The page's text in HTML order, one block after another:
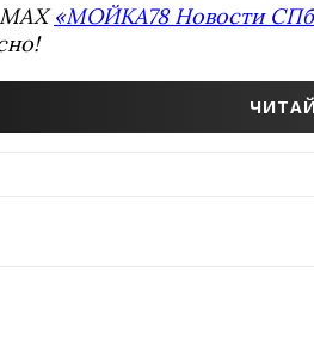
«МОЙКА78 Новости